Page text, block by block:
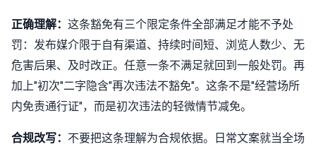
正确理解： 这条豁免有三个限定条件全部满足才能不予处
罚：发布媒介限于自有渠道、持续时间短、浏览人数少、无
危害后果、及时改正。任意一条不满足就回到一般处罚。再
加上"初次"二字隐含"再次违法不豁免"。这条不是"经营场所
内免责通行证"，而是初次违法的轻微情节减免。
合规改写： 不要把这条理解为合规依据。日常文案就当全场